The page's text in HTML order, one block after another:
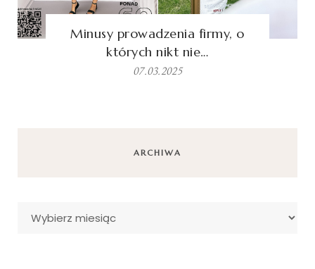
Minusy prowadzenia firmy, o
których nikt nie…
07.03.2025
ARCHIWA